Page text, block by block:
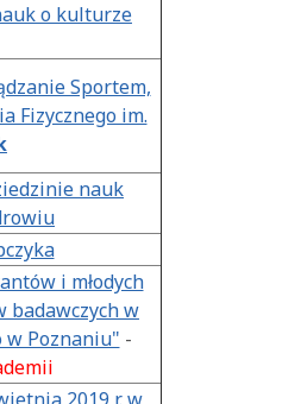
o kulturze
Sportem,
Fizycznego im.
nauk
i młodych
w
w Poznaniu" -